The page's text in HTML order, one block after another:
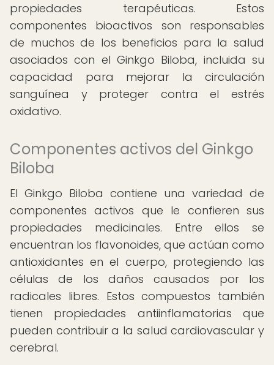
propiedades terapéuticas. Estos
componentes bioactivos son responsables
de muchos de los beneficios para la salud
asociados con el Ginkgo Biloba, incluida su
capacidad para mejorar la circulación
sanguínea y proteger contra el estrés
oxidativo.
Componentes activos del Ginkgo
Biloba
El Ginkgo Biloba contiene una variedad de
componentes activos que le confieren sus
propiedades medicinales. Entre ellos se
encuentran los flavonoides, que actúan como
antioxidantes en el cuerpo, protegiendo las
células de los daños causados por los
radicales libres. Estos compuestos también
tienen propiedades antiinflamatorias que
pueden contribuir a la salud cardiovascular y
cerebral.